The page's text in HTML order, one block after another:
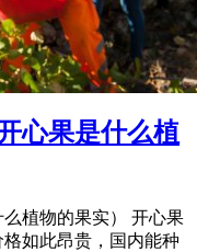
心果是什么植
植物的果实） 开心果
如此昂贵，国内能种